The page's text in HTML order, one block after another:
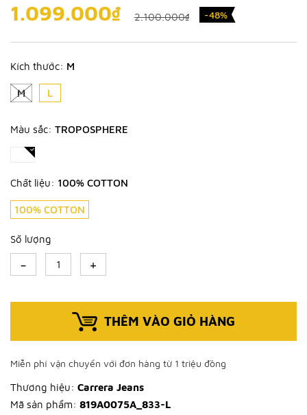
1.099.000₫ 2.100.000₫ -48%
Kích thước: M
M L
Màu sắc: TROPOSPHERE
Chất liệu: 100% COTTON
100% COTTON
Số lượng
- +
THÊM VÀO GIỎ HÀNG
Miễn phí vận chuyển với đơn hàng từ 1 triệu đồng
Thương hiệu: Carrera Jeans
Mã sản phẩm: 819A0075A_833-L